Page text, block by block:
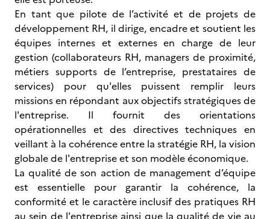
En tant que pilote de l’activité et de projets de
développement RH, il dirige, encadre et soutient les
équipes internes et externes en charge de leur
gestion (collaborateurs RH, managers de proximité,
métiers supports de l’entreprise, prestataires de
services) pour qu'elles puissent remplir leurs
missions en répondant aux objectifs stratégiques de
l'entreprise. Il fournit des orientations
opérationnelles et des directives techniques en
veillant à la cohérence entre la stratégie RH, la vision
globale de l'entreprise et son modèle économique.
La qualité de son action de management d’équipe
est essentielle pour garantir la cohérence, la
conformité et le caractère inclusif des pratiques RH
au sein de l'entreprise ainsi que la qualité de vie au